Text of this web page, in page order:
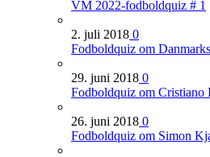
VM 2022-fodboldquiz # 1
2. juli 2018 0
Fodboldquiz om
29. juni 2018 0
Fodboldquiz om Cristiano
26. juni 2018 0
Fodboldquiz om Simon